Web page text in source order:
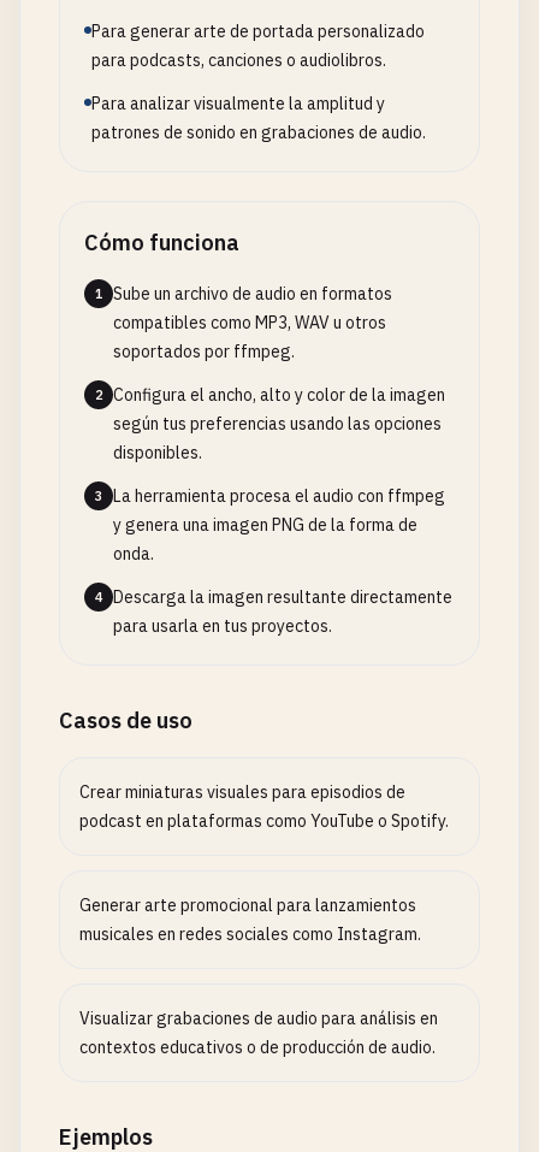
Para generar arte de portada personalizado
para podcasts, canciones o audiolibros.
Para analizar visualmente la amplitud y
patrones de sonido en grabaciones de audio.
Cómo funciona
1
Sube un archivo de audio en formatos
compatibles como MP3, WAV u otros
soportados por ffmpeg.
2
Configura el ancho, alto y color de la imagen
según tus preferencias usando las opciones
disponibles.
3
La herramienta procesa el audio con ffmpeg
y genera una imagen PNG de la forma de
onda.
4
Descarga la imagen resultante directamente
para usarla en tus proyectos.
Casos de uso
Crear miniaturas visuales para episodios de
podcast en plataformas como YouTube o Spotify.
Generar arte promocional para lanzamientos
musicales en redes sociales como Instagram.
Visualizar grabaciones de audio para análisis en
contextos educativos o de producción de audio.
Ejemplos